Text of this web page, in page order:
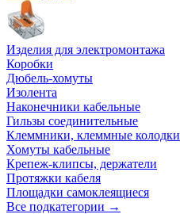
Изделия для электромонтажа
Коробки
Дюбель-хомуты
Изолента
Наконечники кабельные
Гильзы соединительные
Клеммники, клеммные колодки
Хомуты кабельные
Крепеж-клипсы, держатели
Протяжки кабеля
Площадки самоклеящиеся
Все подкатегории →